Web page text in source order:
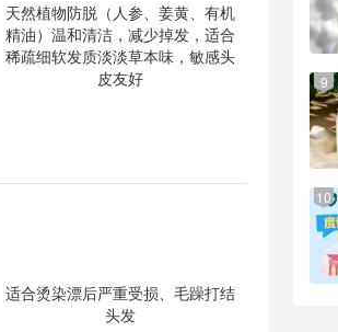
天然植物防脱（人参、姜黄、有机
精油） 温和清洁，减少掉发，适合
稀疏细软发质淡淡草本味，敏感头
皮友好
适合烫染漂后严重受损、毛躁打结
头发